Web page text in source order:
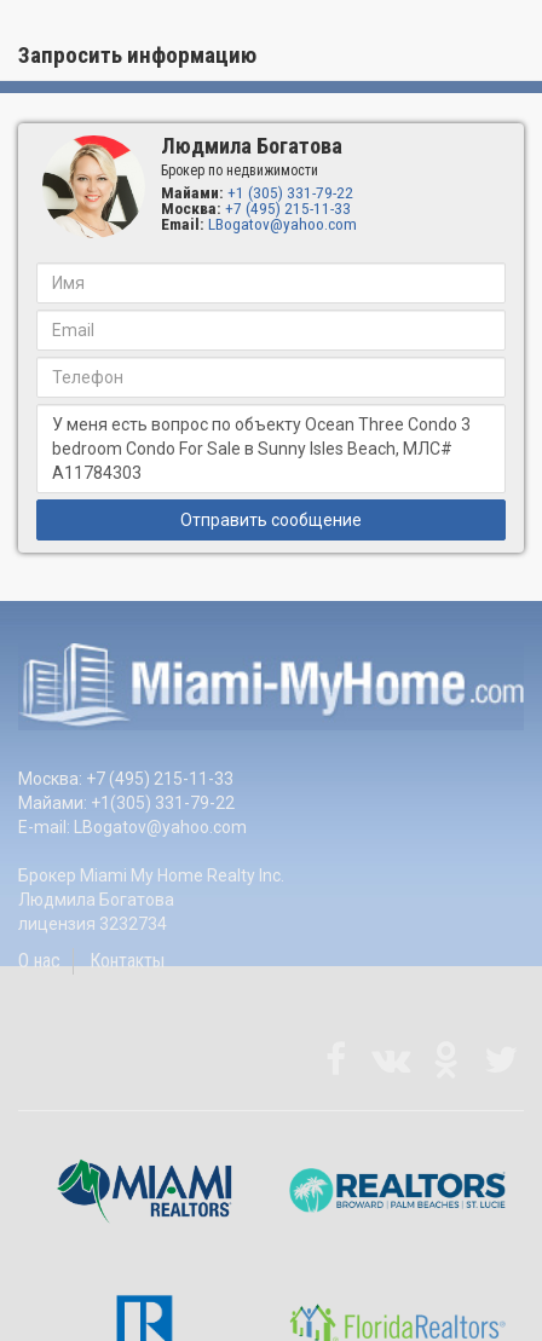
Запросить информацию
Людмила Богатова
Брокер по недвижимости
Майами: +1 (305) 331-79-22
Москва: +7 (495) 215-11-33
Email: LBogatov@yahoo.com
Отправить сообщение
Москва: +7 (495) 215-11-33
Майами: +1(305) 331-79-22
E-mail: LBogatov@yahoo.com
Брокер Miami My Home Realty Inc.
Людмила Богатова
лицензия 3232734
О нас Контакты